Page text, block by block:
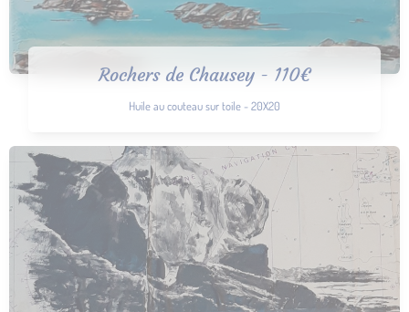
Rochers de Chausey - 110€
Huile au couteau sur toile - 20X20